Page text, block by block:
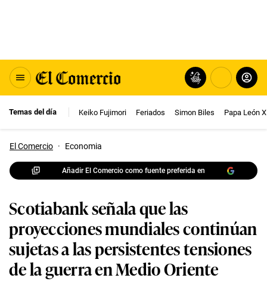
Temas del día Keiko Fujimori Feriados Simon Biles Papa León
El Comercio · Economia
Añadir El Comercio como fuente preferida en
Scotiabank señala que las
proyecciones mundiales continúan
sujetas a las persistentes tensiones
de la guerra en Medio Oriente